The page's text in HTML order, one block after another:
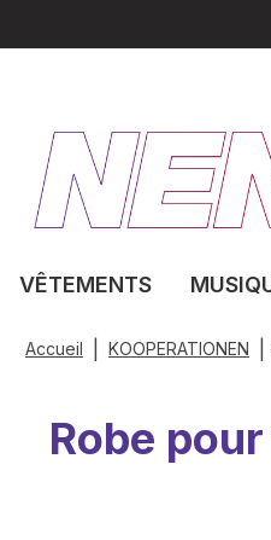
VÊTEMENTS
Accueil KOOPERATIONEN
Robe